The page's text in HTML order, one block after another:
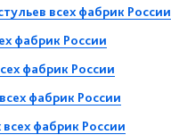
всех фабрик России
фабрик России
фабрик России
фабрик России
фабрик России